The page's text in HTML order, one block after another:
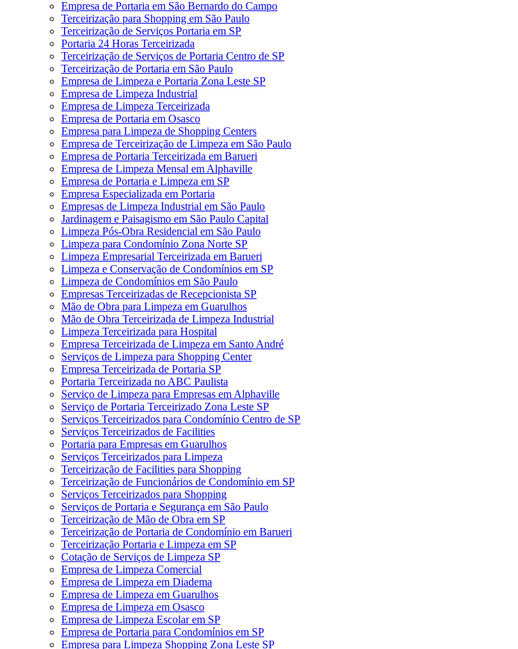
Empresa de Portaria em São Bernardo do Campo
Terceirização para Shopping em São Paulo
Terceirização de Serviços Portaria em SP
Portaria 24 Horas Terceirizada
Terceirização de Serviços de Portaria Centro de SP
Terceirização de Portaria em São Paulo
Empresa de Limpeza e Portaria Zona Leste SP
Empresa de Limpeza Industrial
Empresa de Limpeza Terceirizada
Empresa de Portaria em Osasco
Empresa para Limpeza de Shopping Centers
Empresa de Terceirização de Limpeza em São Paulo
Empresa de Portaria Terceirizada em Barueri
Empresa de Limpeza Mensal em Alphaville
Empresa de Portaria e Limpeza em SP
Empresa Especializada em Portaria
Empresas de Limpeza Industrial em São Paulo
Jardinagem e Paisagismo em São Paulo Capital
Limpeza Pós-Obra Residencial em São Paulo
Limpeza para Condomínio Zona Norte SP
Limpeza Empresarial Terceirizada em Barueri
Limpeza e Conservação de Condomínios em SP
Limpeza de Condomínios em São Paulo
Empresas Terceirizadas de Recepcionista SP
Mão de Obra para Limpeza em Guarulhos
Mão de Obra Terceirizada de Limpeza Industrial
Limpeza Terceirizada para Hospital
Empresa Terceirizada de Limpeza em Santo André
Serviços de Limpeza para Shopping Center
Empresa Terceirizada de Portaria SP
Portaria Terceirizada no ABC Paulista
Serviço de Limpeza para Empresas em Alphaville
Serviço de Portaria Terceirizado Zona Leste SP
Serviços Terceirizados para Condomínio Centro de SP
Serviços Terceirizados de Facilities
Portaria para Empresas em Guarulhos
Serviços Terceirizados para Limpeza
Terceirização de Facilities para Shopping
Terceirização de Funcionários de Condomínio em SP
Serviços Terceirizados para Shopping
Serviços de Portaria e Segurança em São Paulo
Terceirização de Mão de Obra em SP
Terceirização de Portaria de Condomínio em Barueri
Terceirização Portaria e Limpeza em SP
Cotação de Serviços de Limpeza SP
Empresa de Limpeza Comercial
Empresa de Limpeza em Diadema
Empresa de Limpeza em Guarulhos
Empresa de Limpeza em Osasco
Empresa de Limpeza Escolar em SP
Empresa de Portaria para Condomínios em SP
Empresa para Limpeza Shopping Zona Leste SP